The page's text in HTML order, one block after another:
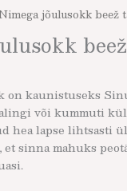
jõulusokk beež
on kaunistuseks
või kummuti
hea lapse lihtsasti
sinna mahuks